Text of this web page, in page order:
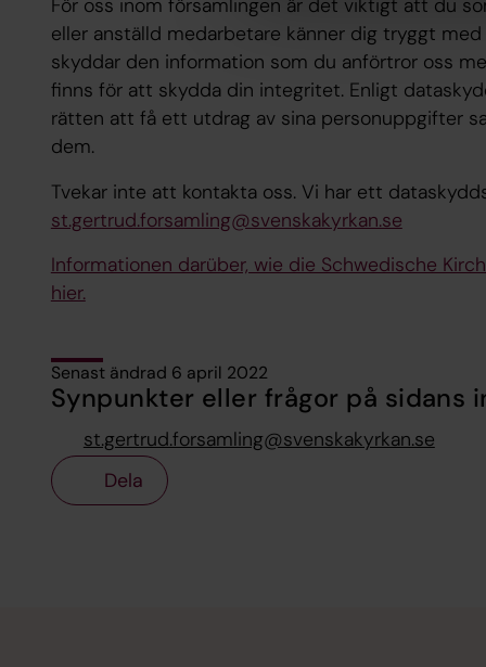
För oss inom församlingen är det viktigt att du
eller anställd medarbetare känner dig tryggt
skyddar den information som du anförtror oss
finns för att skydda din integritet. Enligt
rätten att få ett utdrag av sina personuppgifter
dem.
Tvekar inte att kontakta oss. Vi har ett
st.gertrud.forsamling@svenskakyrkan.se
Informationen darüber, wie die Schwedische
hier.
Senast ändrad 6 april 2022
Synpunkter eller frågor på sidans
st.gertrud.forsamling@svenskakyrkan.se
Dela